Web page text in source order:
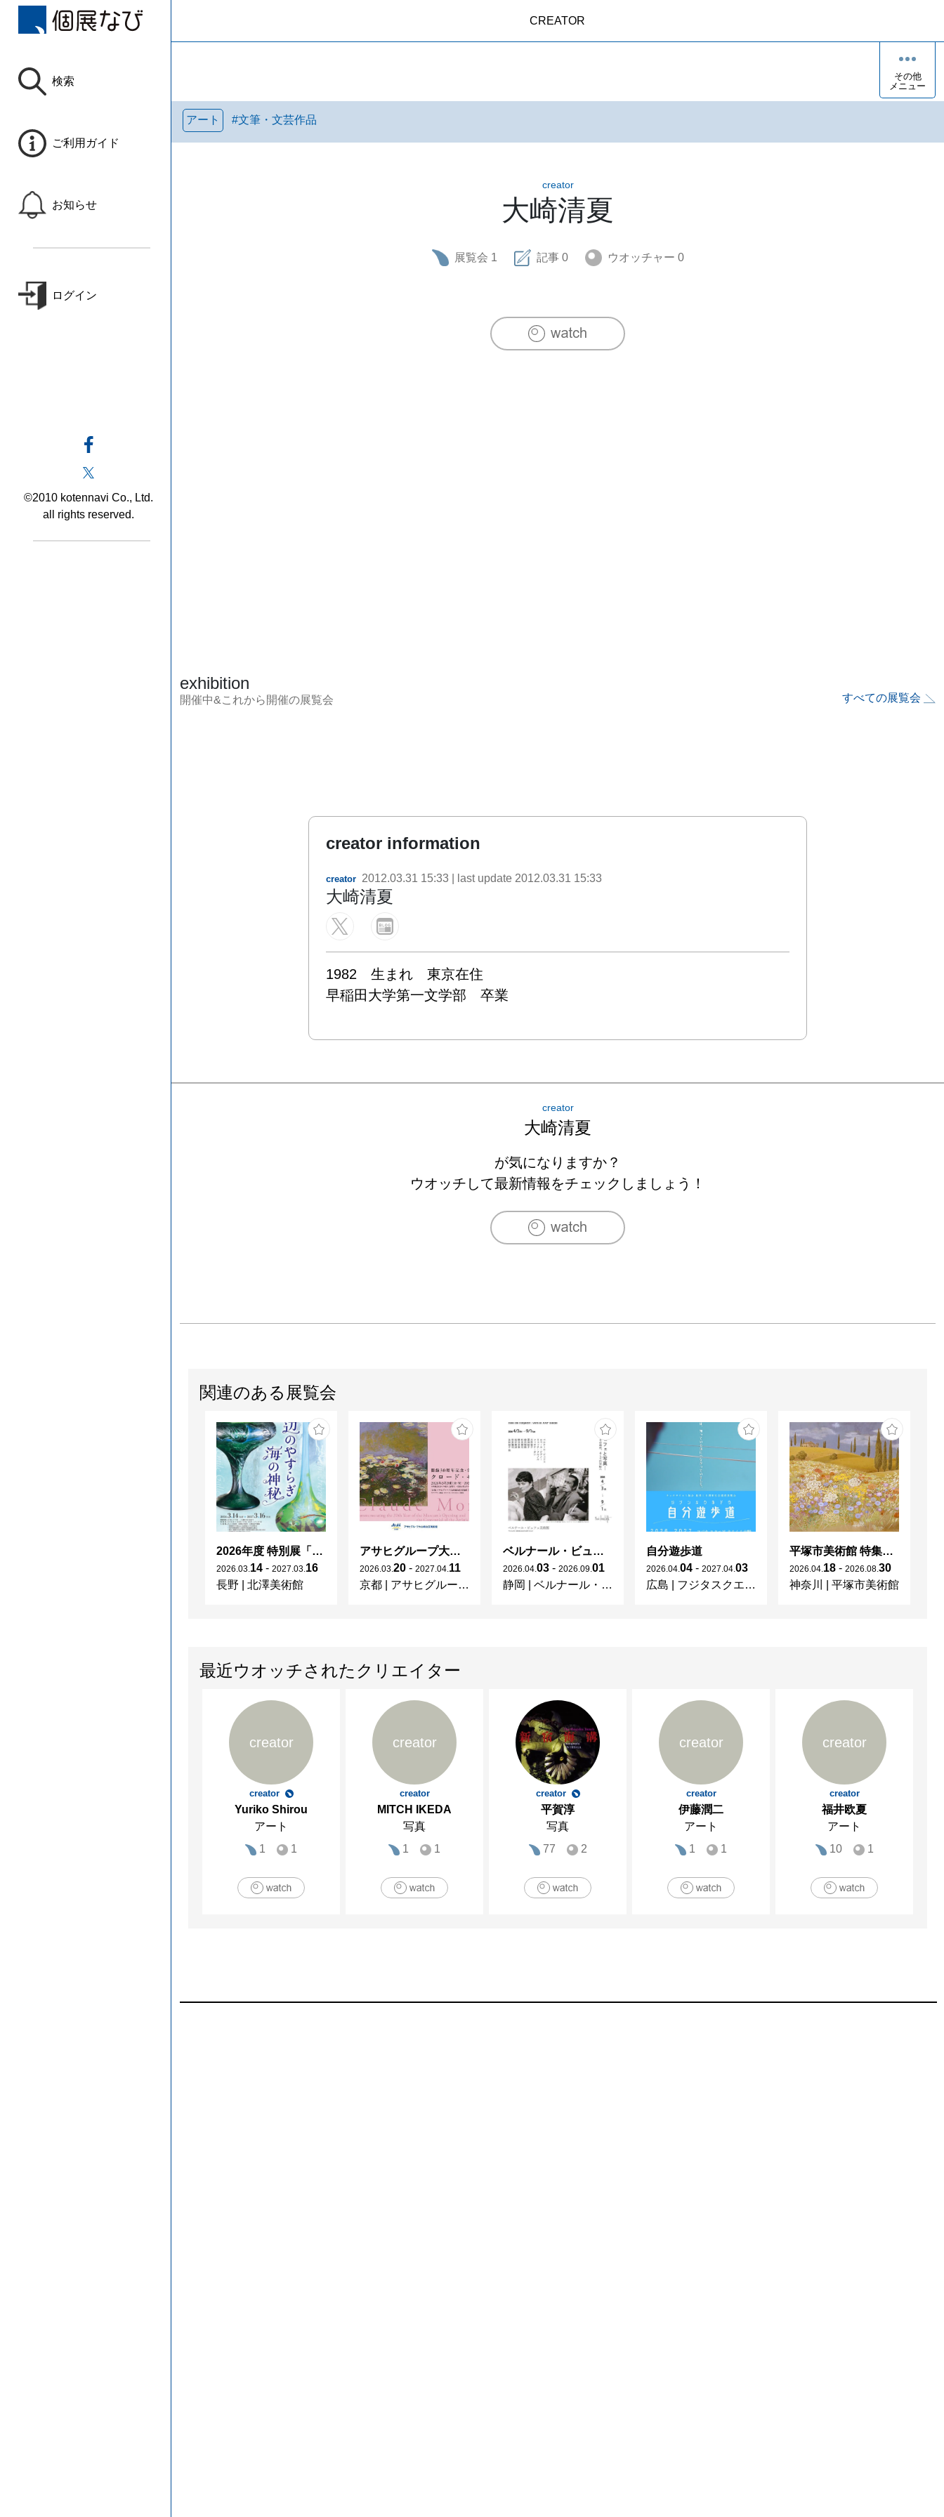
検索
ご利用ガイド
お知らせ
ログイン
©2010 kotennavi Co., Ltd.
all rights reserved.
CREATOR
その他
メニュー
アート #文筆・文芸作品
creator
大崎清夏
展覧会 1 記事 0 ウオッチャー 0
exhibition
開催中&これから開催の展覧会 すべての展覧会
creator information
creator 2012.03.31 15:33 | last update 2012.03.31 15:33
大崎清夏
1982　生まれ　東京在住
早稲田大学第一文学部　卒業
creator
大崎清夏
が気になりますか？
ウオッチして最新情報をチェックしましょう！
関連のある展覧会
2026年度 特別展「ガレとドーム、アール･ヌーヴォーのガラス 水辺のやすらぎ、海の神秘」
2026 03 14 - 2027 03 16
長野
北澤美術館
アサヒグループ大山崎山荘美術館 開館30周年記念展「没後100年 クロード・モネ」
2026 03 20 - 2027 04 11
京都
アサヒグループ大山崎山荘美術館
ベルナール・ビュフェと写真 ーカメラがとらえたビュフェとその時代、そして21 世紀へ
2026 04 03 - 2026 09 01
静岡
ベルナール・ビュフェ美術館
自分遊歩道
2026 04 04 - 2027 04 03
広島
フジタスクエアまるくる大野
平塚市美術館 特集展 花の表現、その多様性／特別展示 新収蔵品展
2026 04 18 - 2026 08 30
神奈川
平塚市美術館
最近ウオッチされたクリエイター
creator
creator
Yuriko Shirou
アート
1
1
creator
creator
MITCH IKEDA
写真
1
1
creator
平賀淳
写真
77
2
creator
creator
伊藤潤二
アート
1
1
creator
creator
福井欧夏
アート
10
1